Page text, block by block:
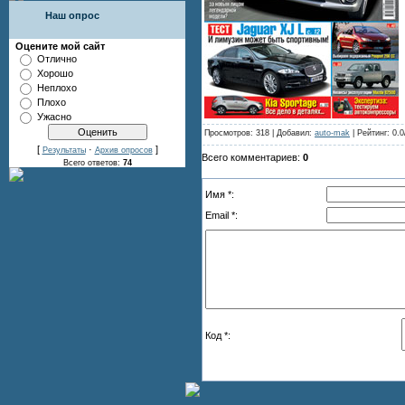
Наш опрос
Оцените мой сайт
Отлично
Хорошо
Неплохо
Плохо
Ужасно
[ Результаты· Архив опросов]
Всего ответов: 74
Просмотров: 318 | Добавил: auto-mak | Рейтинг:
Всего комментариев: 0
Имя *:
Email *:
Код *: